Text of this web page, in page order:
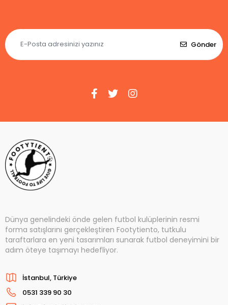
Gönder
Dünya genelindeki önde gelen futbol kulüplerinin resmi
forma satışlarını gerçekleştiren Footytiento, tutkulu
taraftarlara en yeni tasarımları sunarak futbol deneyimini bir
adım öteye taşımayı hedefliyor.
İstanbul, Türkiye
0531 339 90 30